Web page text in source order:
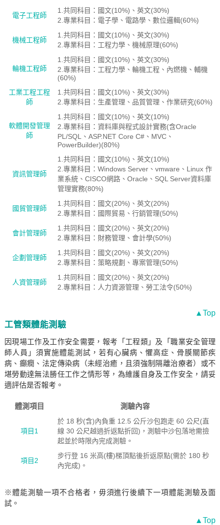
電子工程師
1.共同科目：國文(10%)、英文(30%)
2.專業科目：電子學、電路學、數位邏輯(60%)
機械工程師
1.共同科目：國文(10%)、英文(30%)
2.專業科目：工程力學、機械原理(60%)
輪機工程師
1.共同科目：國文(10%)、英文(30%)
2.專業科目：工程力學、輪機工程、內燃機、輔機
(60%)
工業工程工程
師
1.共同科目：國文(10%)、英文(30%)
2.專業科目：生產管理、品質管理、作業研究(60%)
軟體開發管理
師
1.共同科目：國文(10%)、英文(10%)
2.專業科目：資料庫與程式設計實務(含Oracle
PL/SQL、ASP.NET Core C#、MVC、
PowerBuilder)(80%)
資訊管理師
1.共同科目：國文(10%)、英文(10%)
2.專業科目：Windows Server、vmware、Linux 作
業系統、CISCO網路、Oracle、SQL Server資料庫
管理實務(80%)
國貿管理師
1.共同科目：國文(20%)、英文(20%)
2.專業科目：國際貿易、行銷管理(50%)
會計管理師
1.共同科目：國文(20%)、英文(20%)
2.專業科目：財務管理、會計學(50%)
企劃管理師
1.共同科目：國文(20%)、英文(20%)
2.專業科目：策略規劃、專案管理(50%)
人資管理師
1.共同科目：國文(20%)、英文(20%)
2.專業科目：人力資源管理、勞工法令(50%)
▲Top
工管類體能測驗
因現場工作及工作安全需要，報考「工程類」及「職業安全管理
師人員」須實施體能測試，若有心臟病、懼高症、骨膜關節疾
病、癲癇、法定傳染病（未經治癒，且須強制隔離治療者）或不
堪勞動達無法勝任工作之情形等，為維護自身及工作安全，請妥
適評估是否報考。
體測項目 測驗內容
項目1
於 18 秒(含)內負重 12.5 公斤沙包跑走 60 公尺(直
線 30 公尺越過折返點折回)，測驗中沙包落地需撿
起並於時限內完成測驗。
項目2
步行登 16 米高(樓)梯頂點後折返原點(需於 180 秒
內完成)。
※體能測驗一項不合格者，毋須進行後續下一項體能測驗及面
試。
▲Top